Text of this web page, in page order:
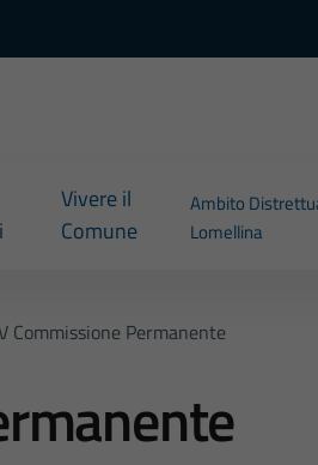
Vivere il
Comune
Ambito
Lomellina
Commissione Permanente